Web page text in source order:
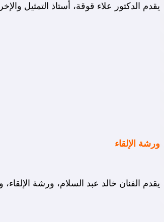
يقدم الدكتور علاء قوقة، أستاذ التمثيل
ورشة الإلقاء
يقدم الفنان خالد عبد السلام، ورشة الإلقاء، وذلك ضمن